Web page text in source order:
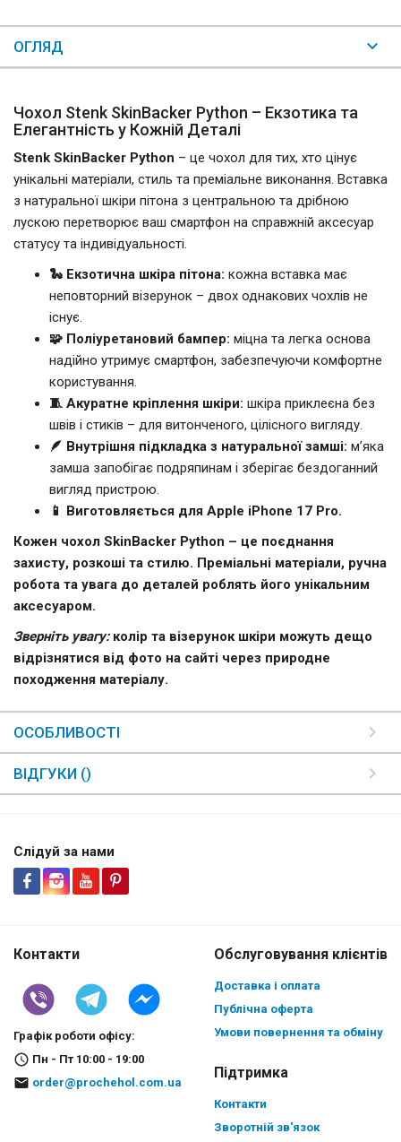
ОГЛЯД
Чохол Stenk SkinBacker Python – Екзотика та
Елегантність у Кожній Деталі
Stenk SkinBacker Python – це чохол для тих, хто цінує
унікальні матеріали, стиль та преміальне виконання. Вставка
з натуральної шкіри пітона з центральною та дрібною
лускою перетворює ваш смартфон на справжній аксесуар
статусу та індивідуальності.
🐍 Екзотична шкіра пітона: кожна вставка має
неповторний візерунок – двох однакових чохлів не
існує.
🧩 Поліуретановий бампер: міцна та легка основа
надійно утримує смартфон, забезпечуючи комфортне
користування.
🧵 Акуратне кріплення шкіри: шкіра приклеєна без
швів і стиків – для витонченого, цілісного вигляду.
🪶 Внутрішня підкладка з натуральної замші: м’яка
замша запобігає подряпинам і зберігає бездоганний
вигляд пристрою.
📱 Виготовляється для Apple iPhone 17 Pro.
Кожен чохол SkinBacker Python – це поєднання
захисту, розкоші та стилю. Преміальні матеріали, ручна
робота та увага до деталей роблять його унікальним
аксесуаром.
Зверніть увагу:колір та візерунок шкіри можуть дещо
відрізнятися від фото на сайті через природне
походження матеріалу.
ОСОБЛИВОСТІ
ВІДГУКИ ()
Слідуй за нами
Контакти
Графік роботи офісу:
Пн - Пт 10:00 - 19:00
order@prochehol.com.ua
Обслуговування клієнтів
Доставка і оплата
Публічна оферта
Умови повернення та обміну
Підтримка
Контакти
Зворотній зв'язок